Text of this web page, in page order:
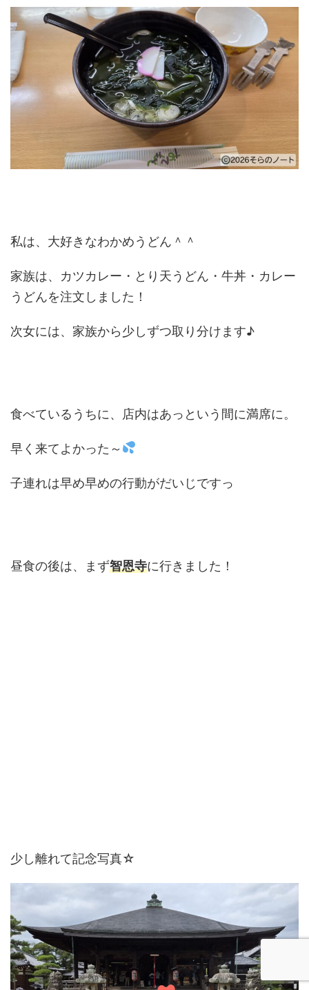
私は、大好きなわかめうどん＾＾
家族は、カツカレー・とり天うどん・牛丼・カレー
うどんを注文しました！
次女には、家族から少しずつ取り分けます♪
食べているうちに、店内はあっという間に満席に。
早く来てよかった～
子連れは早め早めの行動がだいじですっ
昼食の後は、まず智恩寺に行きました！
少し離れて記念写真☆